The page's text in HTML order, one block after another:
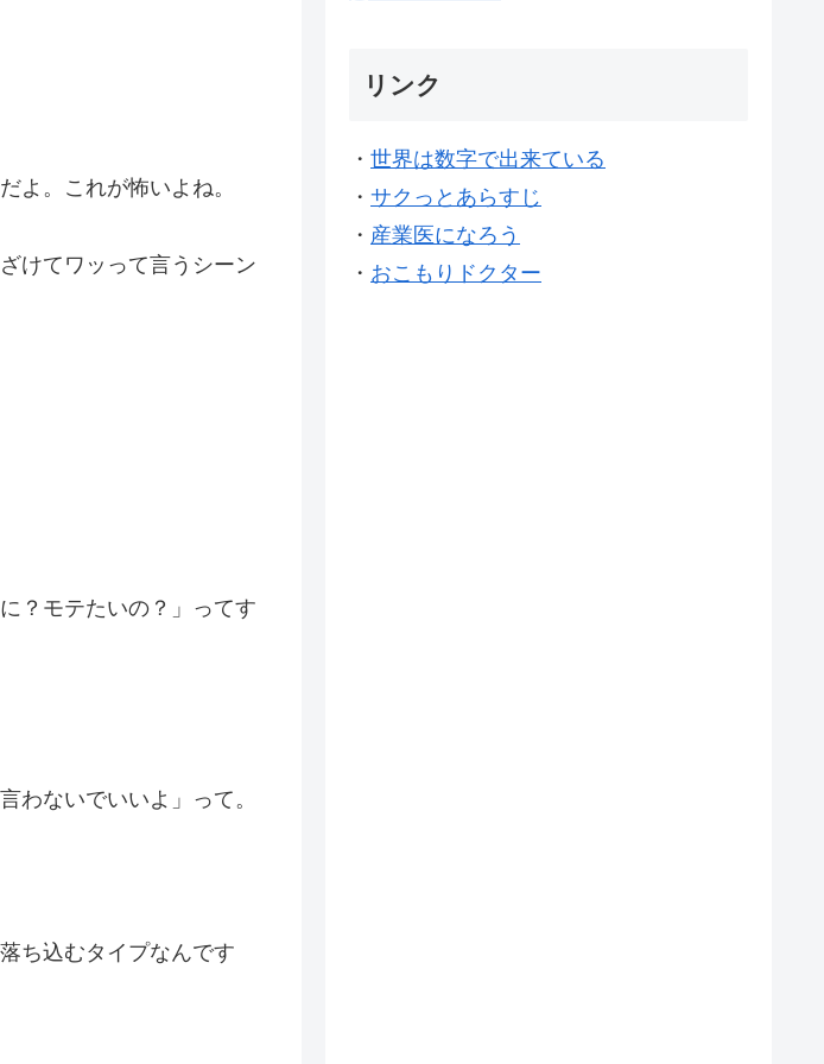
よ。これが怖いよね。
けてワッって言うシーン
？モテたいの？」ってす
わないでいいよ」って。
ち込むタイプなんです
リンク
・ 世界は数字で出来ている
・ サクっとあらすじ
・ 産業医になろう
・ おこもりドクター